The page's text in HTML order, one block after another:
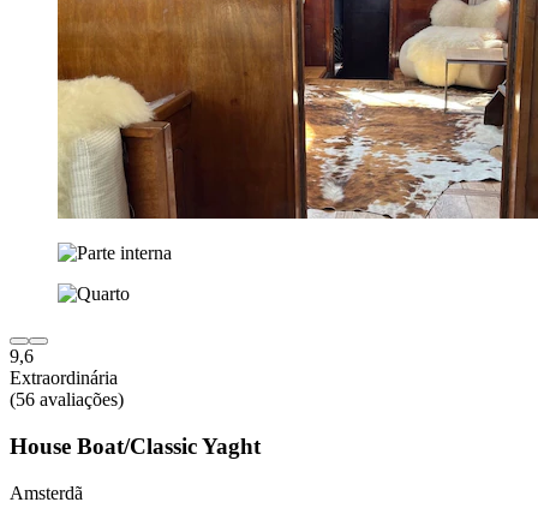
9,6
Extraordinária
(56 avaliações)
House Boat/Classic Yaght
Amsterdã